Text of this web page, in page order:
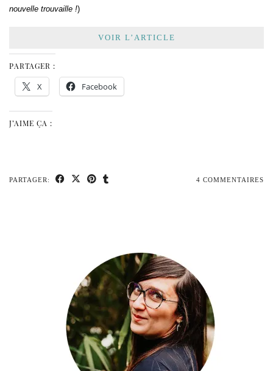
nouvelle trouvaille !)
VOIR L’ARTICLE
PARTAGER :
X Facebook
J’AIME ÇA :
PARTAGER: 4 COMMENTAIRES